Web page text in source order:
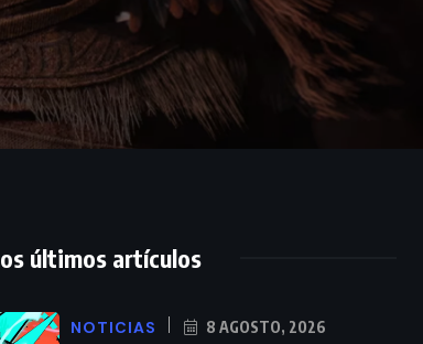
últimos artículos
NOTICIAS 8 AGOSTO, 2026